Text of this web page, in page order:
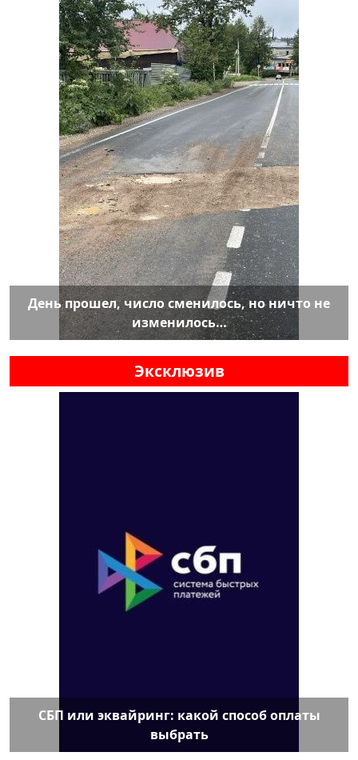
День прошел, число сменилось, но ничто не
изменилось…
Эксклюзив
СБП или эквайринг: какой способ оплаты
выбрать